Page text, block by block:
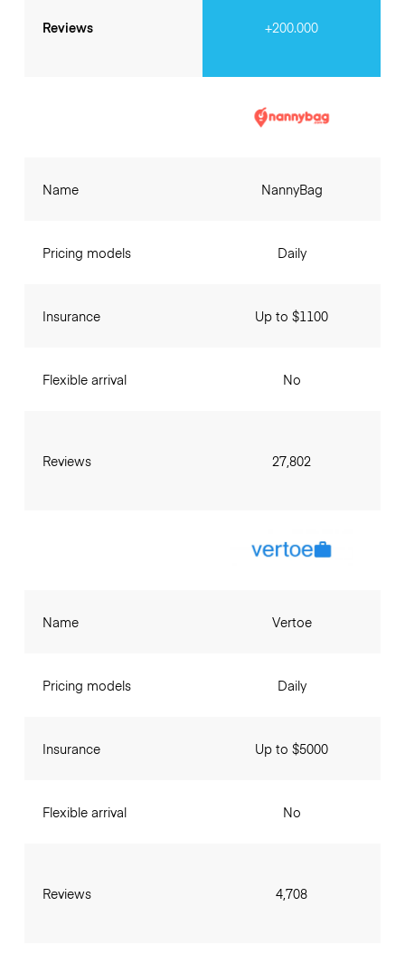
Reviews +200.000
Name
Pricing models
Insurance
Flexible arrival
Reviews
NannyBag
Daily
Up to $1100
No
27,802
Name
Pricing models
Insurance
Flexible arrival
Reviews
Vertoe
Daily
Up to $5000
No
4,708